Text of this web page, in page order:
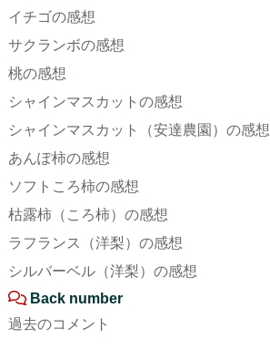
イチゴの感想
サクランボの感想
桃の感想
シャインマスカットの感想
シャインマスカット（安達農園）の感想
あんぽ柿の感想
ソフトころ柿の感想
枯露柿（ころ柿）の感想
ラフランス（洋梨）の感想
シルバーベル（洋梨）の感想
Back number
過去のコメント